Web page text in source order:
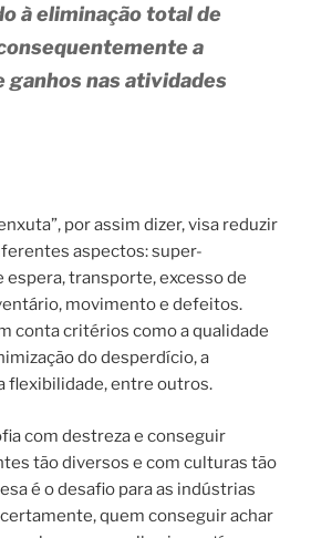
à eliminação total de
a
ganhos nas atividades
por assim dizer, visa reduzir
aspectos: super-
espera, transporte, excesso de
movimento e defeitos.
conta critérios como a qualidade
do desperdício, a
flexibilidade, entre outros.
com destreza e conseguir
tão diversos e com culturas tão
é o desafio para as indústrias
quem conseguir achar